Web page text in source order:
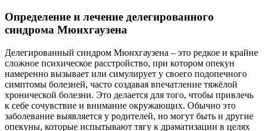
Определение и лечение делегированного
синдрома Мюнхгаузена
Делегированный синдром Мюнхгаузена – это редкое и крайне
сложное психическое расстройство, при котором опекун
намеренно вызывает или симулирует у своего подопечного
симптомы болезней, часто создавая впечатление тяжёлой
хронической болезни. Это делается для того, чтобы привлечь
к себе сочувствие и внимание окружающих. Обычно это
заболевание выявляется у родителей, но могут быть и другие
опекуны, которые испытывают тягу к драматизации в целях